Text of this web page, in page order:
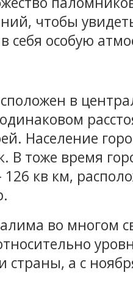
чтобы
себя особую
в
Население
В тоже время
кв км,
во многом
страны, а с